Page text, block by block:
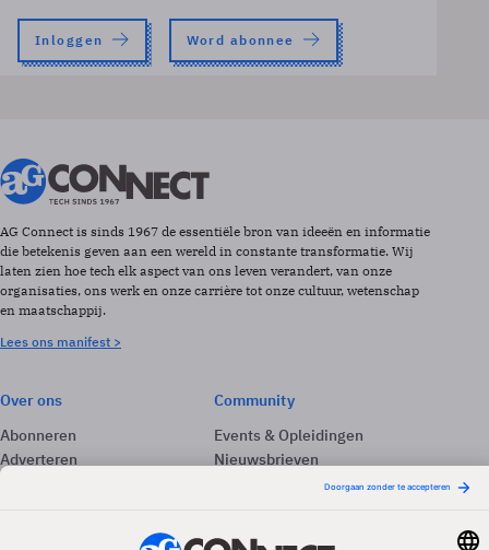
Inloggen Word abonnee
AG Connect is sinds 1967 de essentiële bron van ideeën en informatie
die betekenis geven aan een wereld in constante transformatie. Wij
laten zien hoe tech elk aspect van ons leven verandert, van onze
organisaties, ons werk en onze carrière tot onze cultuur, wetenschap
en maatschappij.
Lees ons manifest >
Over ons
Abonneren
Adverteren
Community
Events & Opleidingen
Nieuwsbrieven